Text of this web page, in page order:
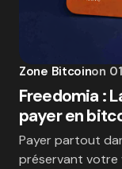
Zone Bitcoinon
Freedomia :
payer en
Payer partout
préservant votre